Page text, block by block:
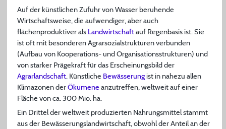
Auf der künstlichen Zufuhr von Wasser beruhende
Wirtschaftsweise, die aufwendiger, aber auch
flächenproduktiver als Landwirtschaftauf Regenbasis ist. Sie
ist oft mit besonderen Agrarsozialstrukturen verbunden
(Aufbau von Kooperations- und Organisationsstrukturen) und
von starker Prägekraft für das Erscheinungsbild der
Agrarlandschaft. Künstliche Bewässerungist in nahezu allen
Klimazonen derÖkumene anzutreffen, weltweit auf einer
Fläche von ca. 300 Mio. ha.
Ein Drittel der weltweit produzierten Nahrungsmittel stammt
aus der Bewässerungslandwirtschaft, obwohl der Anteil an der